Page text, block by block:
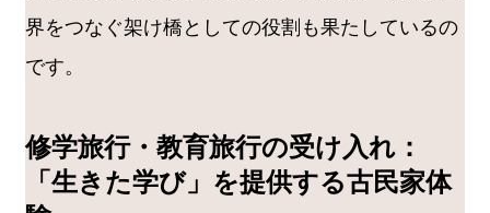
界をつなぐ架け橋としての役割も果たしているの
です。
修学旅行・教育旅行の受け入れ：
「生きた学び」を提供する古民家体